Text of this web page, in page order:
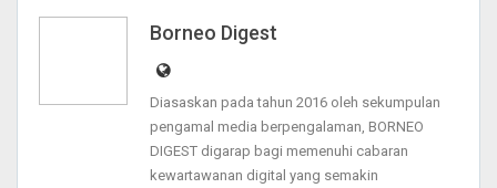
Borneo Digest
Diasaskan pada tahun 2016 oleh sekumpulan
pengamal media berpengalaman, BORNEO
DIGEST digarap bagi memenuhi cabaran
kewartawanan digital yang semakin